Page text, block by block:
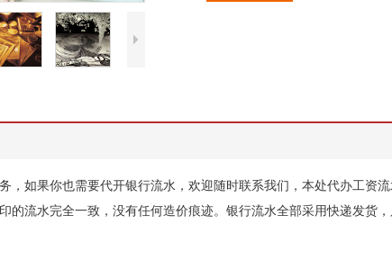
，如果你也需要代开银行流水，欢迎随时联系我们，本处代办工资
的流水完全一致，没有任何造价痕迹。银行流水全部采用快递发货